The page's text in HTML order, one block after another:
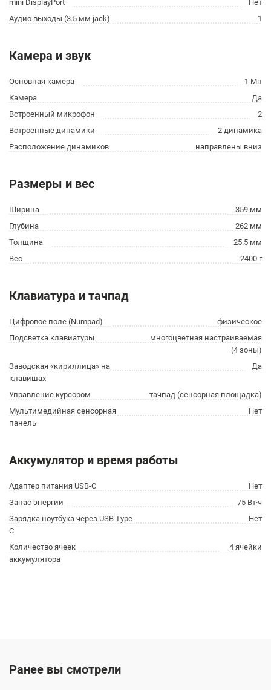
mini DisplayPort
Нет
Аудио выходы (3.5 мм jack)
1
Камера и звук
Основная камера
1 Мп
Камера
Да
Встроенный микрофон
2
Встроенные динамики
2 динамика
Расположение динамиков
направлены вниз
Размеры и вес
Ширина
359 мм
Глубина
262 мм
Толщина
25.5 мм
Вес
2400 г
Клавиатура и тачпад
Цифровое поле (Numpad)
физическое
Подсветка клавиатуры
многоцветная настраиваемая
(4 зоны)
Заводская «кириллица» на
клавишах
Да
Управление курсором
тачпад (сенсорная площадка)
Мультимедийная сенсорная
панель
Нет
Аккумулятор и время работы
Адаптер питания USB-C
Нет
Запас энергии
75 Вт·ч
Зарядка ноутбука через USB Type-
C
Нет
Количество ячеек
аккумулятора
4 ячейки
Ранее вы смотрели